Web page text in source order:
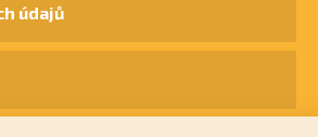
údajů